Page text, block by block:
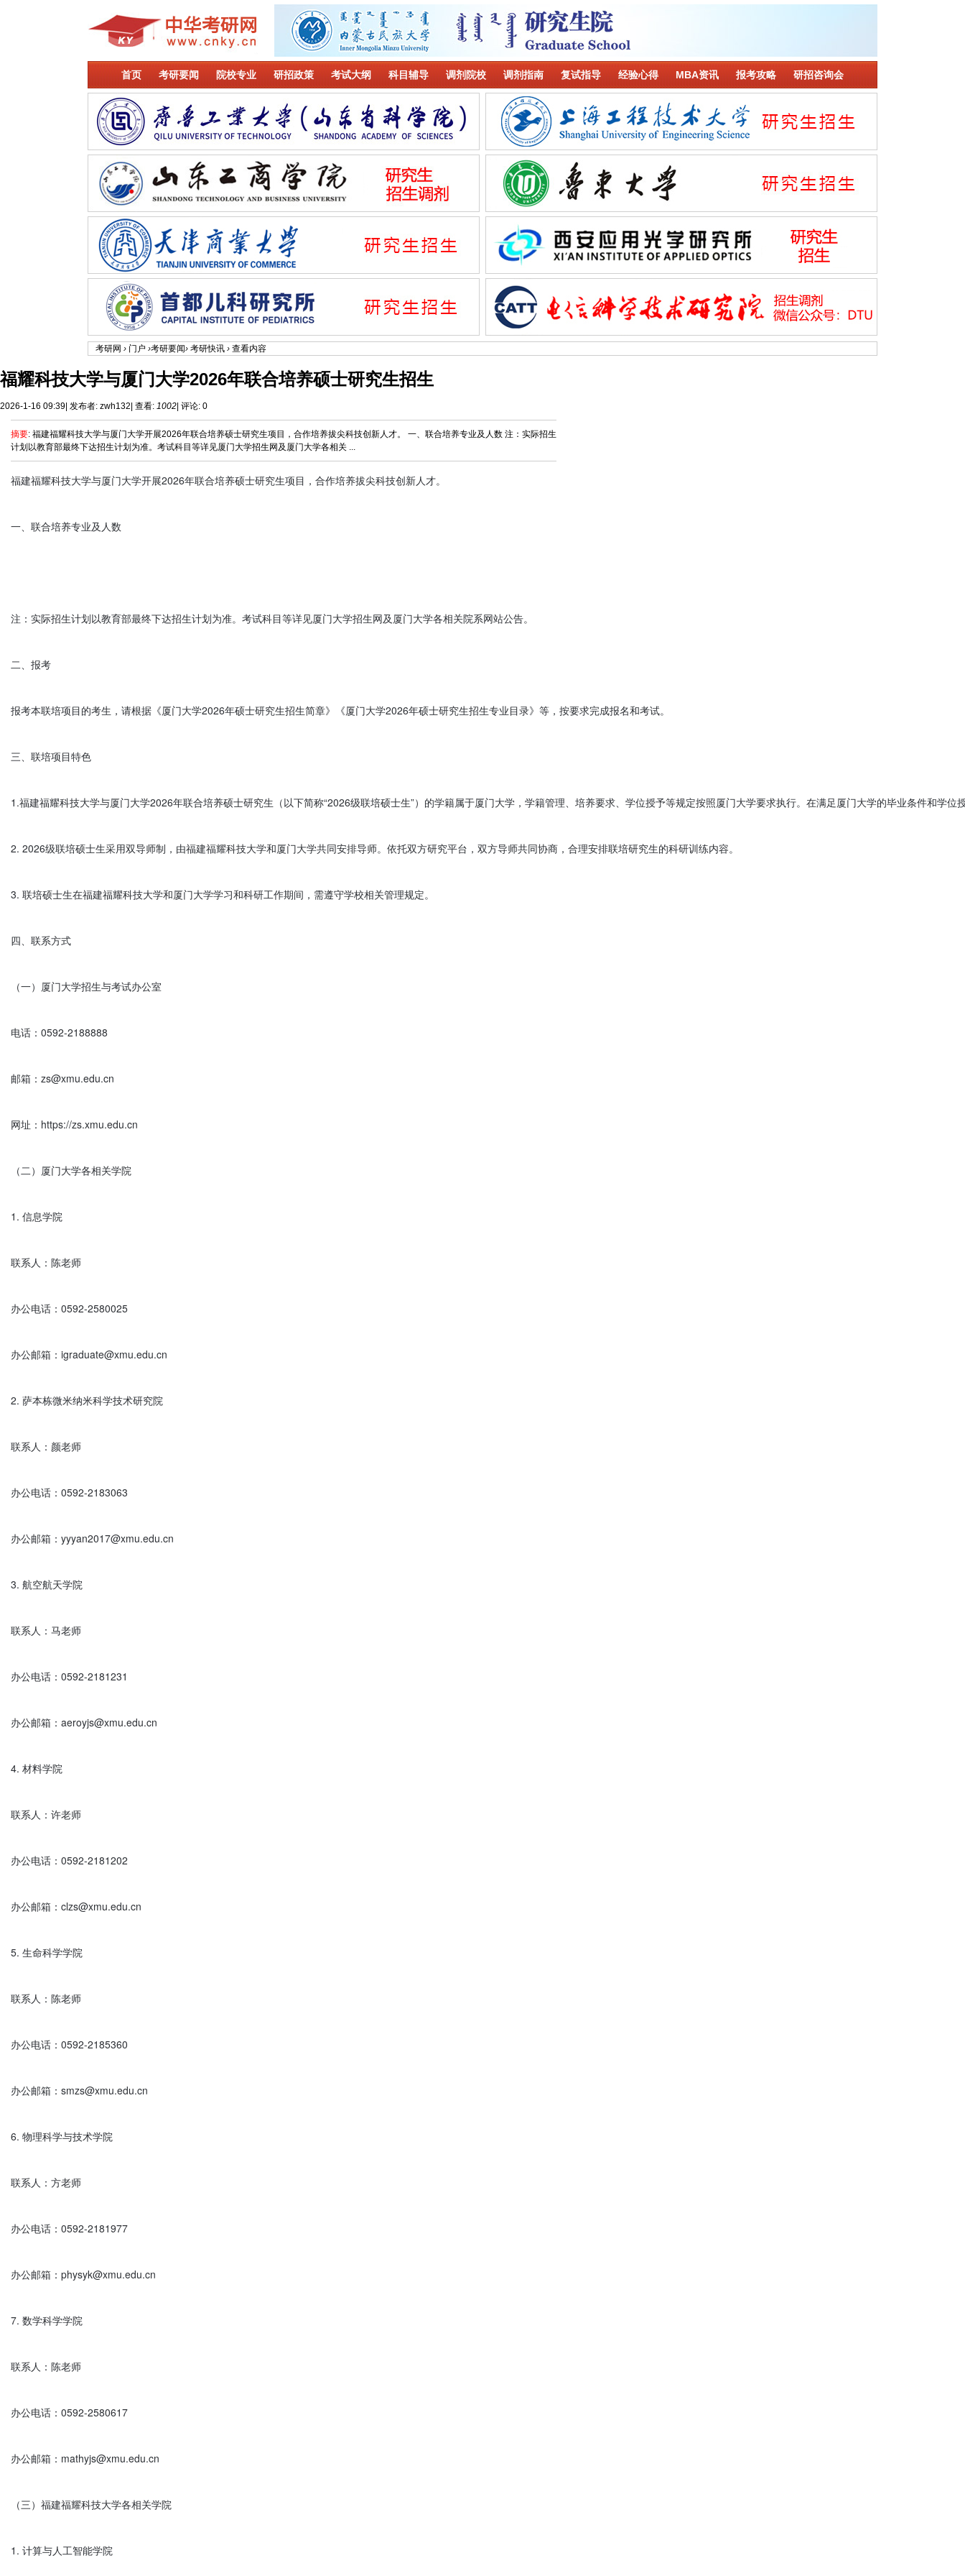
首页 考研要闻 院校专业 研招政策 考试大纲 科目辅导 调剂院校 调剂指南 复试指导 经验心得 MBA资讯 报考攻略 研招咨询会
考研网 › 门户 ›考研要闻› 考研快讯 › 查看内容
福耀科技大学与厦门大学2026年联合培养硕士研究生招生
2026-1-16 09:39 发布者: zwh132 查看: 1002 评论: 0
摘要: 福建福耀科技大学与厦门大学开展2026年联合培养硕士研究生项目，合作培养拔尖科技创新人才。 一、联合培养专业及人数 注：实际招生
计划以教育部最终下达招生计划为准。考试科目等详见厦门大学招生网及厦门大学各相关 ...
福建福耀科技大学与厦门大学开展2026年联合培养硕士研究生项目，合作培养拔尖科技创新人才。
一、联合培养专业及人数
注：实际招生计划以教育部最终下达招生计划为准。考试科目等详见厦门大学招生网及厦门大学各相关院系网站公告。
二、报考
报考本联培项目的考生，请根据《厦门大学2026年硕士研究生招生简章》《厦门大学2026年硕士研究生招生专业目录》等，按要求完成报名和考试。
三、联培项目特色
1.福建福耀科技大学与厦门大学2026年联合培养硕士研究生（以下简称“2026级联培硕士生”）的学籍属于厦门大学，学籍管理、培养要求、学位授予等规定按照厦门大学要求执行。在满足厦门大学的毕业条件和学位
2. 2026级联培硕士生采用双导师制，由福建福耀科技大学和厦门大学共同安排导师。依托双方研究平台，双方导师共同协商，合理安排联培研究生的科研训练内容。
3. 联培硕士生在福建福耀科技大学和厦门大学学习和科研工作期间，需遵守学校相关管理规定。
四、联系方式
（一）厦门大学招生与考试办公室
电话：0592-2188888
邮箱：zs@xmu.edu.cn
网址：https://zs.xmu.edu.cn
（二）厦门大学各相关学院
1. 信息学院
联系人：陈老师
办公电话：0592-2580025
办公邮箱：igraduate@xmu.edu.cn
2. 萨本栋微米纳米科学技术研究院
联系人：颜老师
办公电话：0592-2183063
办公邮箱：yyyan2017@xmu.edu.cn
3. 航空航天学院
联系人：马老师
办公电话：0592-2181231
办公邮箱：aeroyjs@xmu.edu.cn
4. 材料学院
联系人：许老师
办公电话：0592-2181202
办公邮箱：clzs@xmu.edu.cn
5. 生命科学学院
联系人：陈老师
办公电话：0592-2185360
办公邮箱：smzs@xmu.edu.cn
6. 物理科学与技术学院
联系人：方老师
办公电话：0592-2181977
办公邮箱：physyk@xmu.edu.cn
7. 数学科学学院
联系人：陈老师
办公电话：0592-2580617
办公邮箱：mathyjs@xmu.edu.cn
（三）福建福耀科技大学各相关学院
1. 计算与人工智能学院